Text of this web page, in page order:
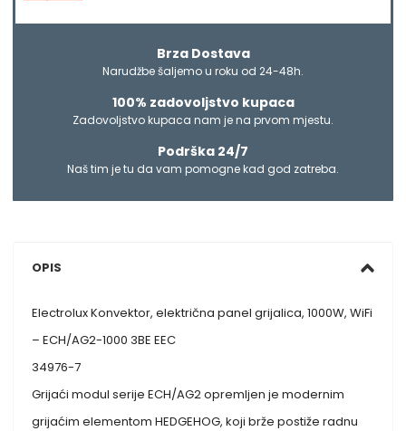
Brza Dostava
Narudžbe šaljemo u roku od 24-48h.
100% zadovoljstvo kupaca
Zadovoljstvo kupaca nam je na prvom mjestu.
Podrška 24/7
Naš tim je tu da vam pomogne kad god zatreba.
OPIS
Electrolux Konvektor, električna panel grijalica, 1000W, WiFi
– ECH/AG2-1000 3BE EEC
34976-7
Grijaći modul serije ECH/AG2 opremljen je modernim
grijaćim elementom HEDGEHOG, koji brže postiže radnu